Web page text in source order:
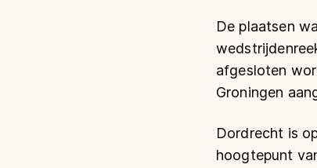
De plaatsen
afgesloten
Groningen
Dordrecht is
hoogtepunt